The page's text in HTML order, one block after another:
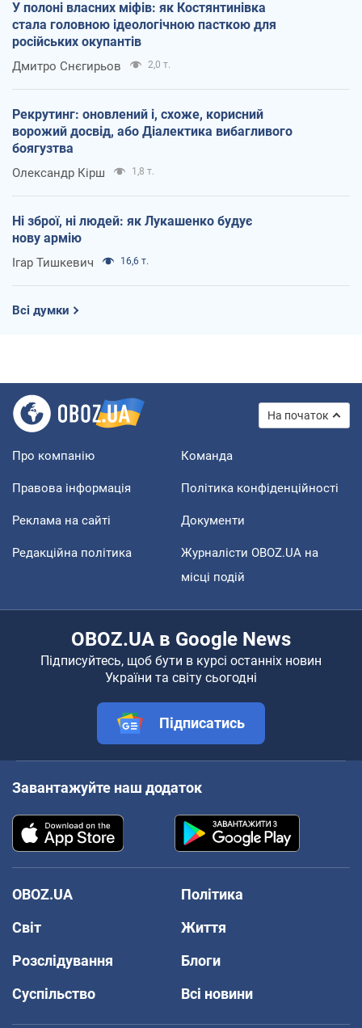
У полоні власних міфів: як Костянтинівка
стала головною ідеологічною пасткою для
російських окупантів
Дмитро Снєгирьов 2,0 т.
Рекрутинг: оновлений і, схоже, корисний
ворожий досвід, або Діалектика вибагливого
боягузтва
Олександр Кірш 1,8 т.
Ні зброї, ні людей: як Лукашенко будує
нову армію
Ігар Тишкевич 16,6 т.
Всі думки
На початок
Про компанію Команда
Правова інформація Політика конфіденційності
Реклама на сайті Документи
Редакційна політика
Журналісти OBOZ.UA на
місці подій
OBOZ.UA в Google News
Підписуйтесь, щоб бути в курсі останніх новин
України та світу сьогодні
Підписатись
Завантажуйте наш додаток
OBOZ.UA
Політика
Світ
Життя
Розслідування
Блоги
Суспільство
Всі новини